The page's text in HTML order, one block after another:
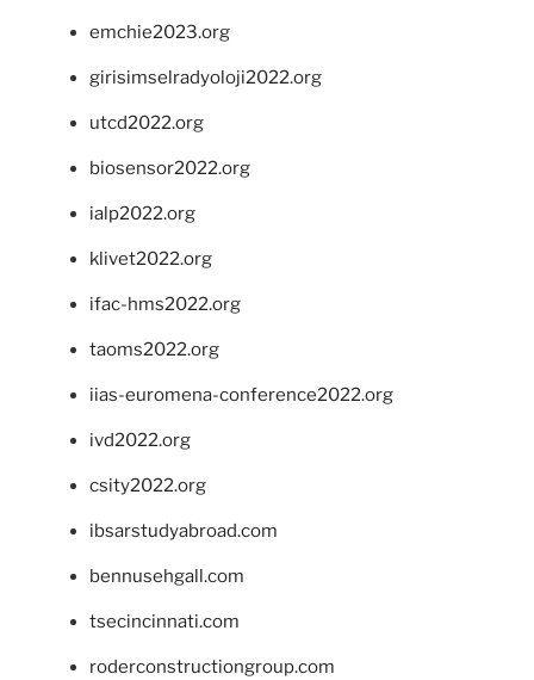
emchie2023.org
girisimselradyoloji2022.org
utcd2022.org
biosensor2022.org
ialp2022.org
klivet2022.org
ifac-hms2022.org
taoms2022.org
iias-euromena-conference2022.org
ivd2022.org
csity2022.org
ibsarstudyabroad.com
bennusehgall.com
tsecincinnati.com
roderconstructiongroup.com